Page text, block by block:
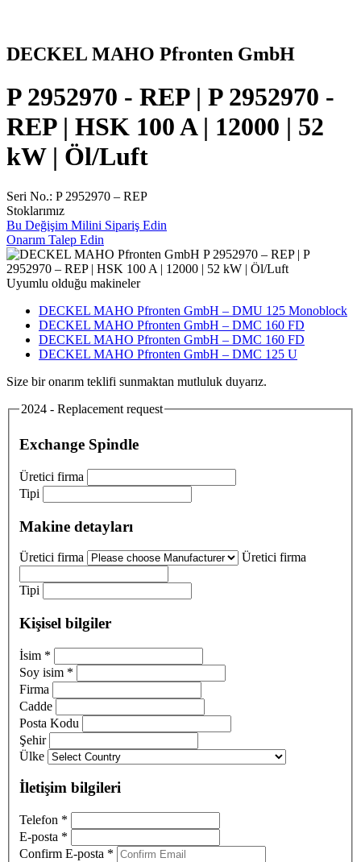
DECKEL MAHO Pfronten GmbH
P 2952970 - REP | P 2952970 -
REP | HSK 100 A | 12000 | 52
kW | Öl/Luft
Seri No.: P 2952970 – REP
Stoklarımız
Bu Değişim Milini Sipariş Edin
Onarım Talep Edin
Uyumlu olduğu makineler
DECKEL MAHO Pfronten GmbH – DMU 125 Monoblock
DECKEL MAHO Pfronten GmbH – DMC 160 FD
DECKEL MAHO Pfronten GmbH – DMC 160 FD
DECKEL MAHO Pfronten GmbH – DMC 125 U
Size bir onarım teklifi sunmaktan mutluluk duyarız.
2024 - Replacement request
Exchange Spindle
Üretici firma
Tipi
Makine detayları
Üretici firma Üretici firma
Tipi
Kişisel bilgiler
İsim *
Soy isim *
Firma
Cadde
Posta Kodu
Şehir
Ülke
İletişim bilgileri
Telefon *
E-posta *
Confirm E-posta *